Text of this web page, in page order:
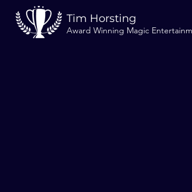
Tim Horsting
Award Winning Magic